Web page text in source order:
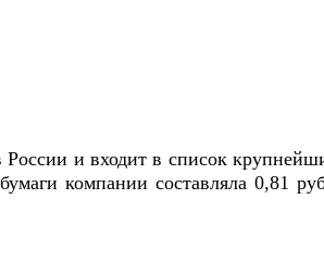
и входит в список
компании составляла 0,81